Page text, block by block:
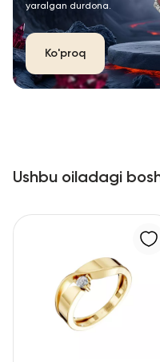
yaralgan durdona.
Ko'proq
Ushbu oiladagi